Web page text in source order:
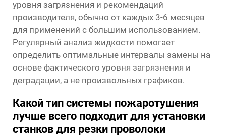
уровня загрязнения и рекомендаций
производителя, обычно от каждых 3-6 месяцев
для применений с большим использованием.
Регулярный анализ жидкости помогает
определить оптимальные интервалы замены на
основе фактического уровня загрязнения и
деградации, а не произвольных графиков.
Какой тип системы пожаротушения
лучше всего подходит для установки
станков для резки проволоки